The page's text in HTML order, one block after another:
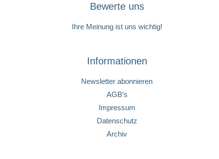
Bewerte uns
Ihre Meinung ist uns wichtig!
Informationen
Newsletter abonnieren
AGB’s
Impressum
Datenschutz
Archiv